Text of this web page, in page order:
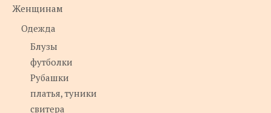
Женщинам
Одежда
Блузы
футболки
Рубашки
платья, туники
свитера